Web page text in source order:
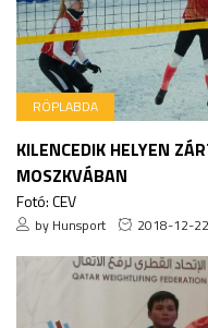
RÖPLABDA
KILENCEDIK HELYEN
MOSZKVÁBAN
Fotó: CEV
by Hunsport 2018-12-